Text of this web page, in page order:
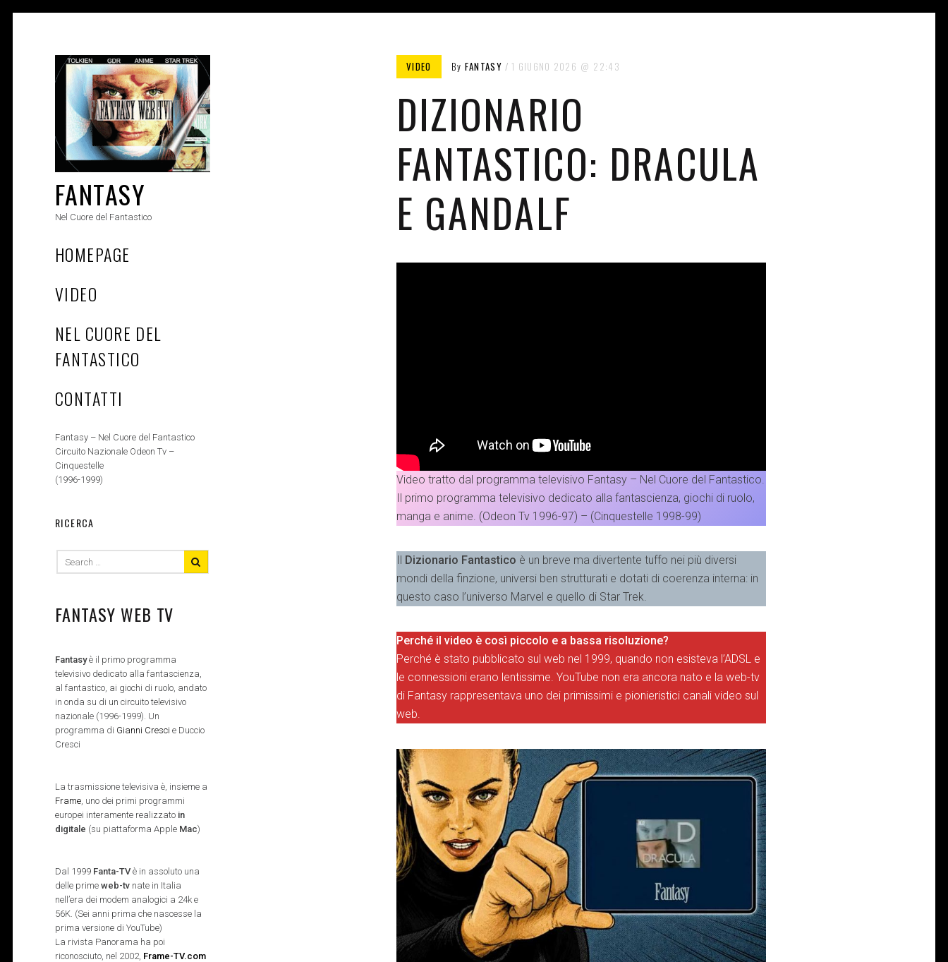
FANTASY
Nel Cuore del Fantastico
HOMEPAGE
VIDEO
NEL CUORE DEL
FANTASTICO
CONTATTI
VIDEO By FANTASY 1 GIUGNO 2026 22:43
DIZIONARIO
FANTASTICO: DRACULA
E GANDALF
Video tratto dal programma televisivo Fantasy – Nel Cuore del Fantastico.
Il primo programma televisivo dedicato alla fantascienza, giochi di ruolo,
manga e anime. (Odeon Tv 1996-97) – (Cinquestelle 1998-99)
Il Dizionario Fantastico è un breve ma divertente tuffo nei più diversi
mondi della finzione, universi ben strutturati e dotati di coerenza interna: in
questo caso l’universo Marvel e quello di Star Trek.
Perché il video è così piccolo e a bassa risoluzione?
Perché è stato pubblicato sul web nel 1999, quando non esisteva l’ADSL e
le connessioni erano lentissime. YouTube non era ancora nato e la web-tv
di Fantasy rappresentava uno dei primissimi e pionieristici canali video sul
web.
Fantasy – Nel Cuore del Fantastico
Circuito Nazionale Odeon Tv –
Cinquestelle
(1996-1999)
RICERCA
for:
FANTASY WEB TV
Fantasyè il primo programma
televisivo dedicato alla fantascienza,
al fantastico, ai giochi di ruolo, andato
in onda su di un circuito televisivo
nazionale (1996-1999). Un
programma di Gianni Cresci e Duccio
Cresci
La trasmissione televisiva è, insieme a
Frame, uno dei primi programmi
europei interamente realizzato in
digitale (su piattaforma Apple Mac)
Dal 1999 Fanta-TV è in assoluto una
delle prime web-tv nate in Italia
nell’era dei modem analogici a 24k e
56K. (Sei anni prima che nascesse la
prima versione di YouTube)
La rivista Panorama ha poi
riconosciuto, nel 2002, Frame-TV.com